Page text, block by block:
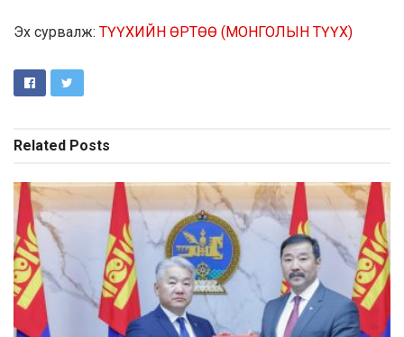
Эх сурвалж: ТҮҮХИЙН ӨРТӨӨ (МОНГОЛЫН ТҮҮХ)
Related Posts